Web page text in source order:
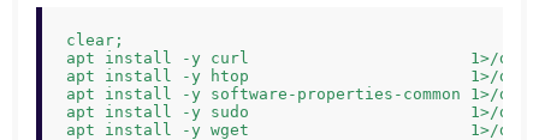
clear;
apt install -y curl                       1>/dev/
apt install -y htop                       1>/
apt install -y software-properties-common 1>/
apt install -y sudo                       1>/
apt install -y wget                       1>/